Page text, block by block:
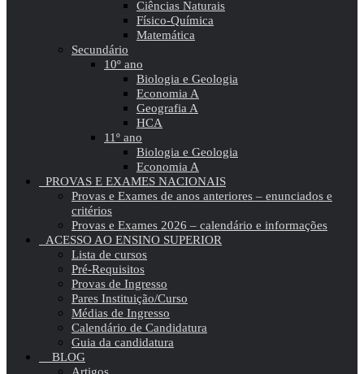
Ciências Naturais
Físico-Química
Matemática
Secundário
10º ano
Biologia e Geologia
Economia A
Geografia A
HCA
11º ano
Biologia e Geologia
Economia A
PROVAS E EXAMES NACIONAIS
Provas e Exames de anos anteriores – enunciados e
critérios
Provas e Exames 2026 – calendário e informações
ACESSO AO ENSINO SUPERIOR
Lista de cursos
Pré-Requisitos
Provas de Ingresso
Pares Instituição/Curso
Médias de Ingresso
Calendário de Candidatura
Guia da candidatura
BLOG